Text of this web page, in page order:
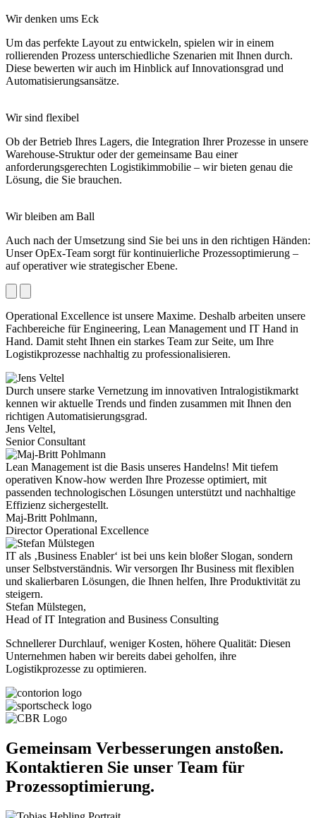
Wir denken ums Eck
Um das perfekte Layout zu entwickeln, spielen wir in einem
rollierenden Prozess unterschiedliche Szenarien mit Ihnen durch.
Diese bewerten wir auch im Hinblick auf Innovationsgrad und
Automatisierungsansätze.
Wir sind flexibel
Ob der Betrieb Ihres Lagers, die Integration Ihrer Prozesse in unsere
Warehouse-Struktur oder der gemeinsame Bau einer
anforderungsgerechten Logistikimmobilie – wir bieten genau die
Lösung, die Sie brauchen.
Wir bleiben am Ball
Auch nach der Umsetzung sind Sie bei uns in den richtigen Händen:
Unser OpEx-Team sorgt für kontinuierliche Prozessoptimierung –
auf operativer wie strategischer Ebene.
Operational Excellence ist unsere Maxime. Deshalb arbeiten unsere
Fachbereiche für Engineering, Lean Management und IT Hand in
Hand. Damit steht Ihnen ein starkes Team zur Seite, um Ihre
Logistikprozesse nachhaltig zu professionalisieren.
Durch unsere starke Vernetzung im innovativen Intralogistikmarkt
kennen wir aktuelle Trends und finden zusammen mit Ihnen den
richtigen Automatisierungsgrad.
Jens Veltel,
Senior Consultant
Lean Management ist die Basis unseres Handelns! Mit tiefem
operativen Know-how werden Ihre Prozesse optimiert, mit
passenden technologischen Lösungen unterstützt und nachhaltige
Effizienz sichergestellt.
Maj-Britt Pohlmann,
Director Operational Excellence
IT als ‚Business Enabler‘ ist bei uns kein bloßer Slogan, sondern
unser Selbstverständnis. Wir versorgen Ihr Business mit flexiblen
und skalierbaren Lösungen, die Ihnen helfen, Ihre Produktivität zu
steigern.
Stefan Mülstegen,
Head of IT Integration and Business Consulting
Schnellerer Durchlauf, weniger Kosten, höhere Qualität: Diesen
Unternehmen haben wir bereits dabei geholfen, ihre
Logistikprozesse zu optimieren.
Gemeinsam Verbesserungen anstoßen.
Kontaktieren Sie unser Team für
Prozessoptimierung.